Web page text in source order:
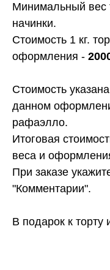
Минимальный вес
начинки.
Стоимость 1 кг.
оформления -
Стоимость
данном
рафаэлло.
Итоговая
веса и
При заказе
"Комментарии".
В подарок к торту